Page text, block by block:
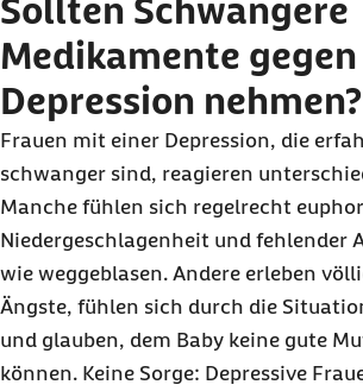
Sollten Schwangere
Medikamente
Depression nehmen?
Frauen mit einer Depression, die
schwanger sind, reagieren
Manche fühlen sich regelrecht
Niedergeschlagenheit und fehlender
wie weggeblasen. Andere erleben
Ängste, fühlen sich durch die
und glauben, dem Baby keine gute
können. Keine Sorge: Depressive